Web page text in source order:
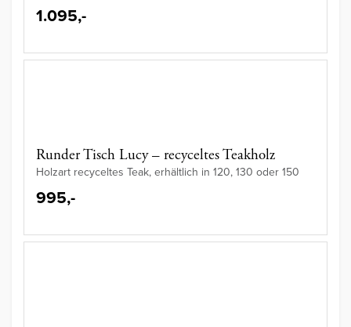
1.095,-
Runder Tisch Lucy – recyceltes Teakholz
Holzart recyceltes Teak, erhältlich in 120, 130 oder 150
995,-